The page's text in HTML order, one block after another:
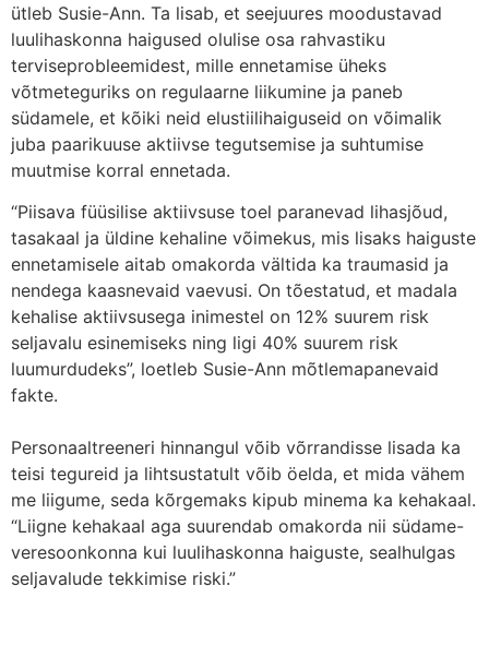
ütleb Susie-Ann. Ta lisab, et seejuures moodustavad
luulihaskonna haigused olulise osa rahvastiku
terviseprobleemidest, mille ennetamise üheks
võtmeteguriks on regulaarne liikumine ja paneb
südamele, et kõiki neid elustiilihaiguseid on võimalik
juba paarikuuse aktiivse tegutsemise ja suhtumise
muutmise korral ennetada.
“Piisava füüsilise aktiivsuse toel paranevad lihasjõud,
tasakaal ja üldine kehaline võimekus, mis lisaks haiguste
ennetamisele aitab omakorda vältida ka traumasid ja
nendega kaasnevaid vaevusi. On tõestatud, et madala
kehalise aktiivsusega inimestel on 12% suurem risk
seljavalu esinemiseks ning ligi 40% suurem risk
luumurdudeks”, loetleb Susie-Ann mõtlemapanevaid
fakte.
Personaaltreeneri hinnangul võib võrrandisse lisada ka
teisi tegureid ja lihtsustatult võib öelda, et mida vähem
me liigume, seda kõrgemaks kipub minema ka kehakaal.
“Liigne kehakaal aga suurendab omakorda nii südame-
veresoonkonna kui luulihaskonna haiguste, sealhulgas
seljavalude tekkimise riski.”